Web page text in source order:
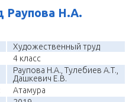
Раупова Н.А.
Художественный труд
4 класс
Раупова Н.А., Тулебиев А.Т.,
Дашкевич Е.В.
Атамура